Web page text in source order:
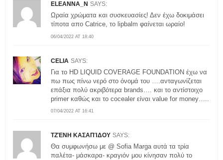
ELEANNA_N SAYS:
06/04/2022 AT 18:40
Ωραία χρώματα και συσκευασίες! Δεν έχω δοκιμάσει
τίποτα απο Catrice, το lipbalm φαίνεται ωραίο!
CELIA SAYS:
07/04/2022 AT 16:41
Για το HD LIQUID COVERAGE FOUNDATION έχω να
πω πως πίνω νερό στο όνομά του ….ανταγωνίζεται
επάξια πολύ ακριβότερα brands…. και το αντίστοιχο
primer καθώς και το cocealer είναι value for money…..
ΤΖΈΝΗ ΚΑΣΑΠΊΔΟΥ SAYS:
Θα συμφωνήσω με @ Sofia Marga αυτά τα τρία
παλέτα- μάσκαρα- κραγιόν μου κίνησαν πολύ το